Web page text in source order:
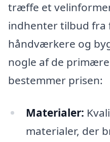
træffe et
indhenter tilbud fra
håndværkere og
nogle af de
bestemmer prisen:
Materialer:
materialer, der